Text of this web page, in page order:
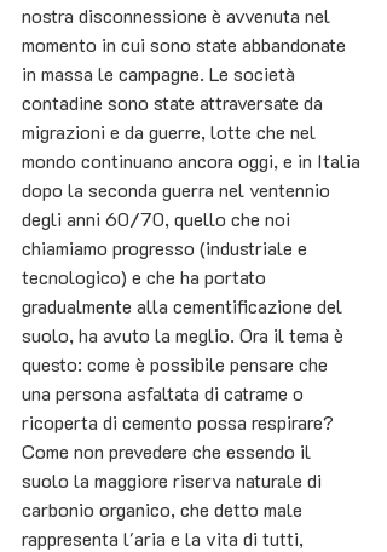
nostra disconnessione è avvenuta nel
momento in cui sono state abbandonate
in massa le campagne. Le società
contadine sono state attraversate da
migrazioni e da guerre, lotte che nel
mondo continuano ancora oggi, e in Italia
dopo la seconda guerra nel ventennio
degli anni 60/70, quello che noi
chiamiamo progresso (industriale e
tecnologico) e che ha portato
gradualmente alla cementificazione del
suolo, ha avuto la meglio. Ora il tema è
questo: come è possibile pensare che
una persona asfaltata di catrame o
ricoperta di cemento possa respirare?
Come non prevedere che essendo il
suolo la maggiore riserva naturale di
carbonio organico, che detto male
rappresenta l'aria e la vita di tutti,